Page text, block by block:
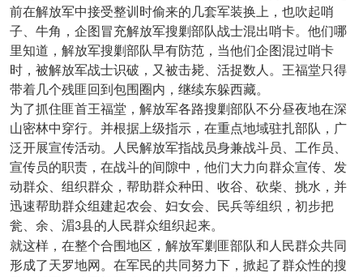
前在解放军中接受整训时偷来的几套军装换上，也吹起哨
子、牛角，企图冒充解放军搜剿部队战士混出哨卡。他们哪
里知道，解放军搜剿部队早有防范，当他们企图混过哨卡
时，被解放军战士识破，又被击毙、活捉数人。王福堂只得
带着几个残匪回到包围圈内，继续东躲西藏。
为了抓住匪首王福堂，解放军各路搜剿部队不分昼夜地在深
山密林中穿行。并根据上级指示，在重点地域驻扎部队，广
泛开展宣传活动。人民解放军指战员身兼战斗员、工作员、
宣传员的职责，在战斗的间隙中，他们大力向群众宣传、发
动群众、组织群众，帮助群众种田、收谷、砍柴、挑水，并
迅速帮助群众组建起农会、妇女会、民兵等组织，初步把
瓮、余、湄3县的人民群众组织起来。
就这样，在整个合围地区，解放军剿匪部队和人民群众共同
形成了天罗地网。在军民的共同努力下，掀起了群众性的搜